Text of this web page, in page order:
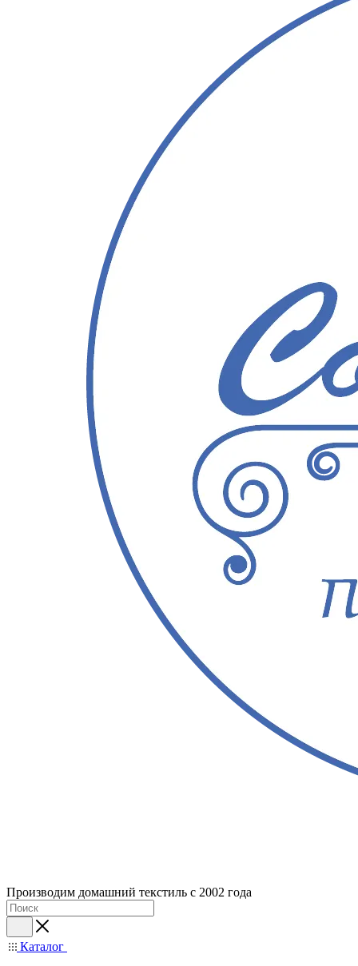
Производим домашний текстиль с 2002 года
Каталог